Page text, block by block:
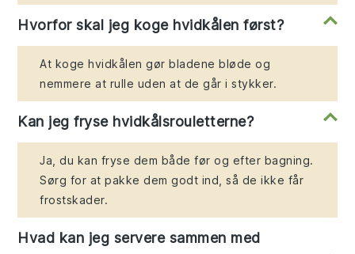
Hvorfor skal jeg koge hvidkålen først?
At koge hvidkålen gør bladene bløde og
nemmere at rulle uden at de går i stykker.
Kan jeg fryse hvidkålsrouletterne?
Ja, du kan fryse dem både før og efter bagning.
Sørg for at pakke dem godt ind, så de ikke får
frostskader.
Hvad kan jeg servere sammen med